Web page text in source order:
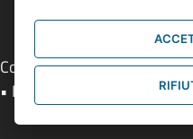
Comune di Bologna •
• P.Iva 01232710374 • Tel.